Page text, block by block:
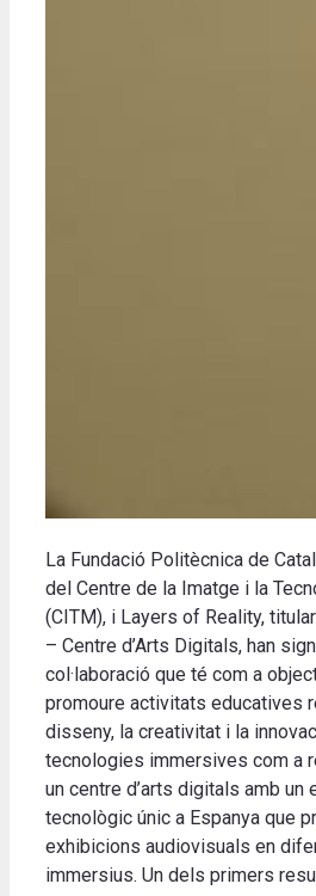
La Fundació Politècnica de
del Centre de la Imatge i la
(CITM), i Layers of Reality,
– Centre d’Arts Digitals, han
col·laboració que té com a
promoure activitats educatives
disseny, la creativitat i la
tecnologies immersives com a
un centre d’arts digitals amb un
tecnològic únic a Espanya que
exhibicions audiovisuals en
immersius. Un dels primers